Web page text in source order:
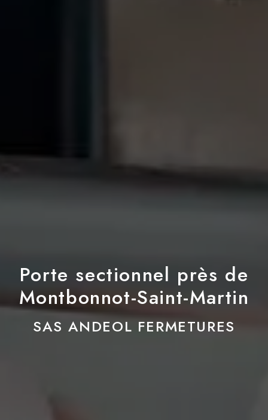
Porte sectionnel près de
Montbonnot-Saint-Martin
SAS ANDEOL FERMETURES